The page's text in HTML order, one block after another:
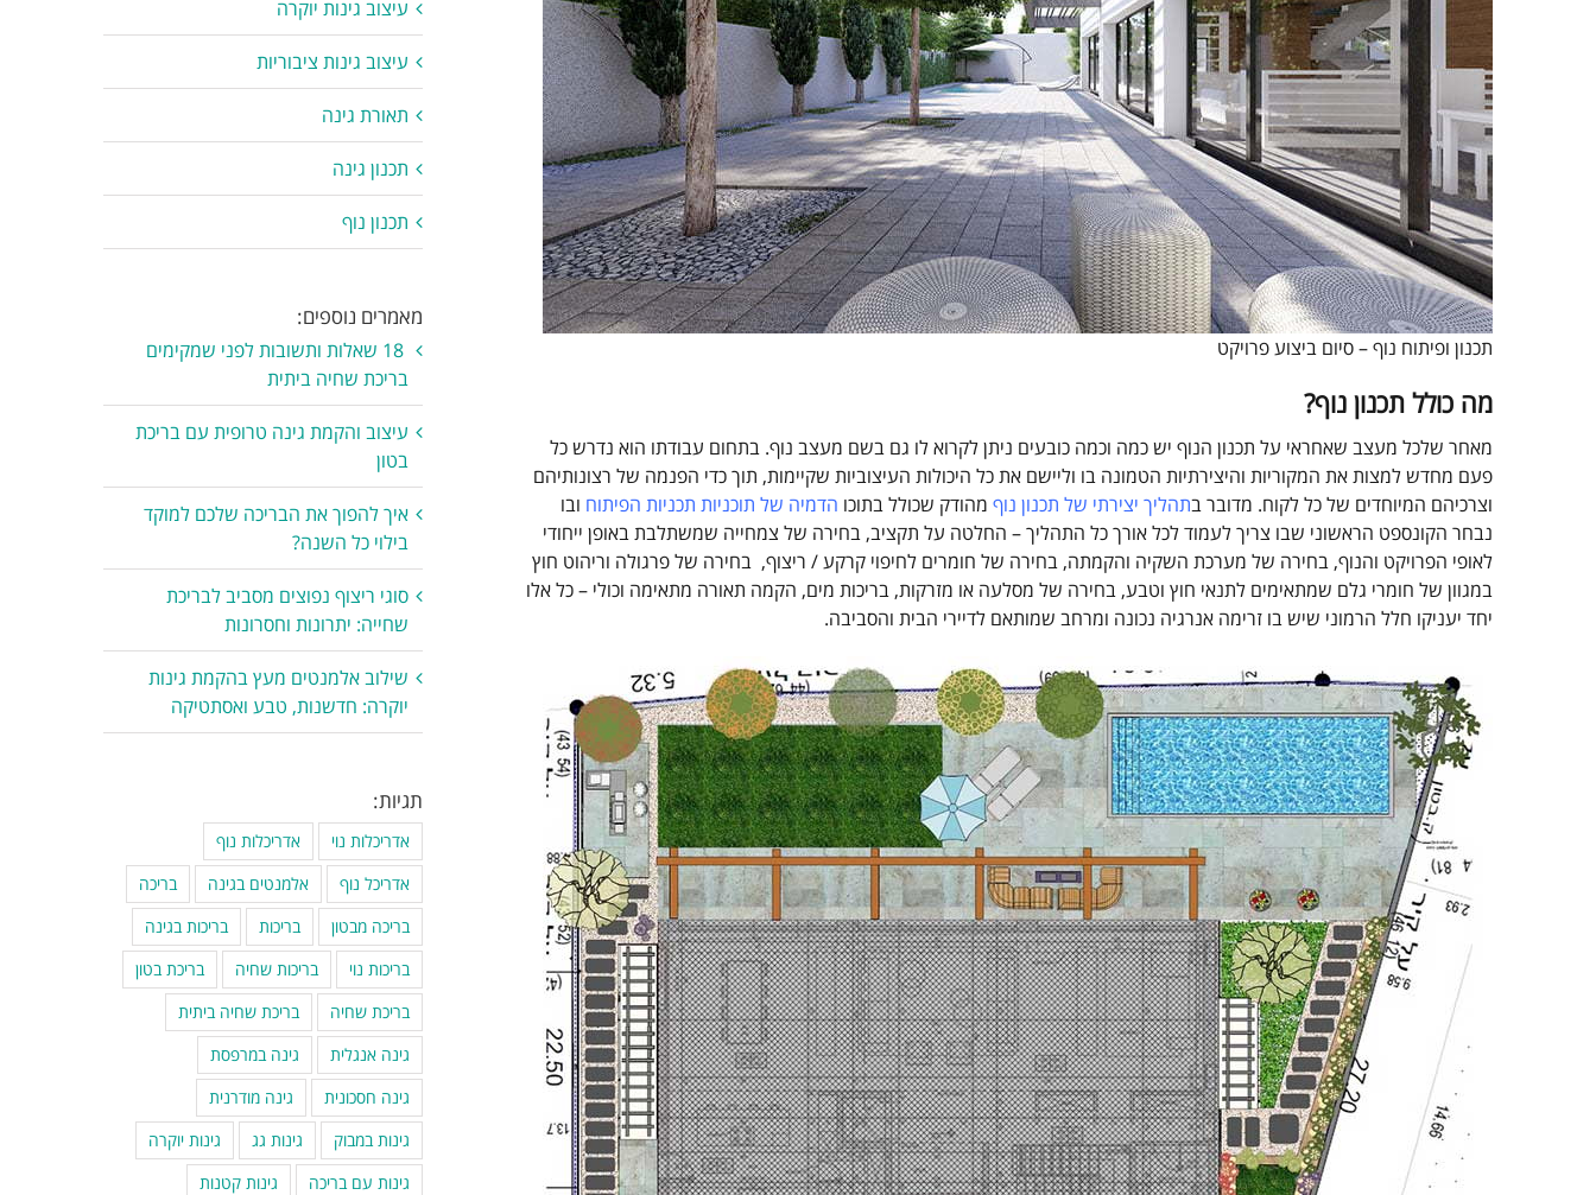
תכנון ופיתוח נוף – סיום ביצוע פרויקט
מה כולל תכנון נוף?
מאחר שלכל מעצב שאחראי על תכנון הנוף יש כמה וכמה כובעים ניתן לקרוא לו גם בשם מעצב נוף. בתחום עבודתו הוא נדרש כל
פעם מחדש למצות את המקוריות והיצירתיות הטמונה בו וליישם את כל היכולות העיצוביות שקיימות, תוך כדי הפנמה של רצונותיהם
וצרכיהם המיוחדים של כל לקוח. מדובר בתהליך יצירתי של תכנון נוף מהודק שכולל בתוכו הדמיה של תוכניות תכניות הפיתוח ובו
נבחר הקונספט הראשוני שבו צריך לעמוד לכל אורך כל התהליך – החלטה על תקציב, בחירה של צמחייה שמשתלבת באופן ייחודי
לאופי הפרויקט והנוף, בחירה של מערכת השקיה והקמתה, בחירה של חומרים לחיפוי קרקע / ריצוף, בחירה של פרגולה וריהוט חוץ
במגוון של חומרי גלם שמתאימים לתנאי חוץ וטבע, בחירה של מסלעה או מזרקות, בריכות מים, הקמה תאורה מתאימה וכולי – כל אלו
יחד יעניקו חלל הרמוני שיש בו זרימה אנרגיה נכונה ומרחב שמותאם לדיירי הבית והסביבה.
עיצוב גינות יוקרה
עיצוב גינות ציבוריות
תאורת גינה
תכנון גינה
תכנון נוף
מאמרים נוספים:
18 שאלות ותשובות לפני שמקימים
בריכת שחיה ביתית
עיצוב והקמת גינה טרופית עם בריכת
בטון
איך להפוך את הבריכה שלכם למוקד
בילוי כל השנה?
סוגי ריצוף נפוצים מסביב לבריכת
שחייה: יתרונות וחסרונות
שילוב אלמנטים מעץ בהקמת גינות
יוקרה: חדשנות, טבע ואסתטיקה
תגיות:
אדריכלות נוי
אדריכלות נוף
אדריכל נוף
אלמנטים בגינה
בריכה
בריכה מבטון
בריכות
בריכות בגינה
בריכות נוי
בריכות שחיה
בריכת בטון
בריכת שחיה
בריכת שחיה ביתית
גינה אנגלית
גינה במרפסת
גינה חסכונית
גינה מודרנית
גינות במבוק
גינות גג
גינות יוקרה
גינות עם בריכה
גינות קטנות